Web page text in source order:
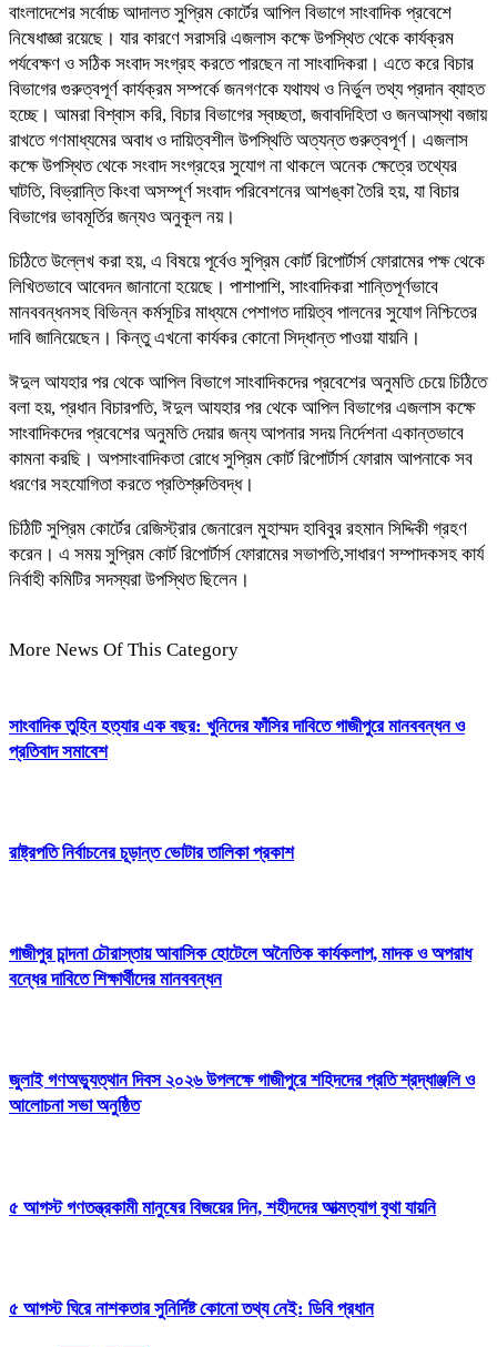
বাংলাদেশের সর্বোচ্চ আদালত সুপ্রিম কোর্টের আপিল বিভাগে সাংবাদিক প্রবেশে
নিষেধাজ্ঞা রয়েছে। যার কারণে সরাসরি এজলাস কক্ষে উপস্থিত থেকে কার্যক্রম
পর্যবেক্ষণ ও সঠিক সংবাদ সংগ্রহ করতে পারছেন না সাংবাদিকরা। এতে করে বিচার
বিভাগের গুরুত্বপূর্ণ কার্যক্রম সম্পর্কে জনগণকে যথাযথ ও নির্ভুল তথ্য প্রদান ব্যাহত
হচ্ছে। আমরা বিশ্বাস করি, বিচার বিভাগের স্বচ্ছতা, জবাবদিহিতা ও জনআস্থা বজায়
রাখতে গণমাধ্যমের অবাধ ও দায়িত্বশীল উপস্থিতি অত্যন্ত গুরুত্বপূর্ণ। এজলাস
কক্ষে উপস্থিত থেকে সংবাদ সংগ্রহের সুযোগ না থাকলে অনেক ক্ষেত্রে তথ্যের
ঘাটতি, বিভ্রান্তি কিংবা অসম্পূর্ণ সংবাদ পরিবেশনের আশঙ্কা তৈরি হয়, যা বিচার
বিভাগের ভাবমূর্তির জন্যও অনুকূল নয়।
চিঠিতে উল্লেখ করা হয়, এ বিষয়ে পূর্বেও সুপ্রিম কোর্ট রিপোর্টার্স ফোরামের পক্ষ থেকে
লিখিতভাবে আবেদন জানানো হয়েছে। পাশাপাশি, সাংবাদিকরা শান্তিপূর্ণভাবে
মানববন্ধনসহ বিভিন্ন কর্মসূচির মাধ্যমে পেশাগত দায়িত্ব পালনের সুযোগ নিশ্চিতের
দাবি জানিয়েছেন। কিন্তু এখনো কার্যকর কোনো সিদ্ধান্ত পাওয়া যায়নি।
ঈদুল আযহার পর থেকে আপিল বিভাগে সাংবাদিকদের প্রবেশের অনুমতি চেয়ে চিঠিতে
বলা হয়, প্রধান বিচারপতি, ঈদুল আযহার পর থেকে আপিল বিভাগের এজলাস কক্ষে
সাংবাদিকদের প্রবেশের অনুমতি দেয়ার জন্য আপনার সদয় নির্দেশনা একান্তভাবে
কামনা করছি। অপসাংবাদিকতা রোধে সুপ্রিম কোর্ট রিপোর্টার্স ফোরাম আপনাকে সব
ধরণের সহযোগিতা করতে প্রতিশ্রুতিবদ্ধ।
চিঠিটি সুপ্রিম কোর্টের রেজিস্ট্রার জেনারেল মুহাম্মদ হাবিবুর রহমান সিদ্দিকী গ্রহণ
করেন। এ সময় সুপ্রিম কোর্ট রিপোর্টার্স ফোরামের সভাপতি,সাধারণ সম্পাদকসহ কার্য
নির্বাহী কমিটির সদস্যরা উপস্থিত ছিলেন।
More News Of This Category
সাংবাদিক তুহিন হত্যার এক বছর: খুনিদের ফাঁসির দাবিতে গাজীপুরে মানববন্ধন ও
প্রতিবাদ সমাবেশ
রাষ্ট্রপতি নির্বাচনের চূড়ান্ত ভোটার তালিকা প্রকাশ
গাজীপুর চান্দনা চৌরাস্তায় আবাসিক হোটেলে অনৈতিক কার্যকলাপ, মাদক ও অপরাধ
বন্ধের দাবিতে শিক্ষার্থীদের মানববন্ধন
জুলাই গণঅভ্যুত্থান দিবস ২০২৬ উপলক্ষে গাজীপুরে শহিদদের প্রতি শ্রদ্ধাঞ্জলি ও
আলোচনা সভা অনুষ্ঠিত
৫ আগস্ট গণতন্ত্রকামী মানুষের বিজয়ের দিন, শহীদদের আত্মত্যাগ বৃথা যায়নি
৫ আগস্ট ঘিরে নাশকতার সুনির্দিষ্ট কোনো তথ্য নেই: ডিবি প্রধান